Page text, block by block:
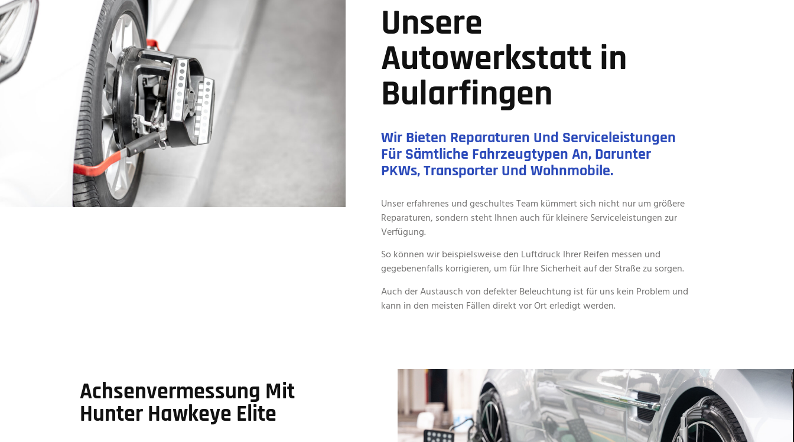
Unsere
Autowerkstatt in
Bularfingen
Wir Bieten Reparaturen Und Serviceleistungen
Für Sämtliche Fahrzeugtypen An, Darunter
PKWs, Transporter Und Wohnmobile.
Unser erfahrenes und geschultes Team kümmert sich nicht nur um größere
Reparaturen, sondern steht Ihnen auch für kleinere Serviceleistungen zur
Verfügung.
So können wir beispielsweise den Luftdruck Ihrer Reifen messen und
gegebenenfalls korrigieren, um für Ihre Sicherheit auf der Straße zu sorgen.
Auch der Austausch von defekter Beleuchtung ist für uns kein Problem und
kann in den meisten Fällen direkt vor Ort erledigt werden.
Achsenvermessung Mit
Hunter Hawkeye Elite